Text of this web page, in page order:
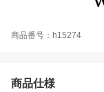
商品番号：h15274
商品仕様